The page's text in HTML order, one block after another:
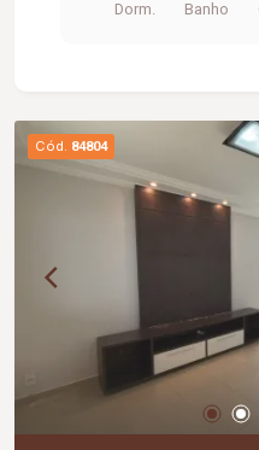
vaga de garagem coberta; O condomínio
proporcionando
a dia.
Dorm. Banho
Cód. 84804